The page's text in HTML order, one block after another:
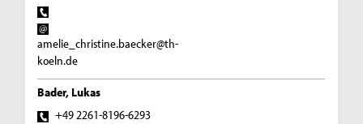
amelie_christine.baecker@th-
koeln.de
Bader, Lukas
+49 2261-8196-6293